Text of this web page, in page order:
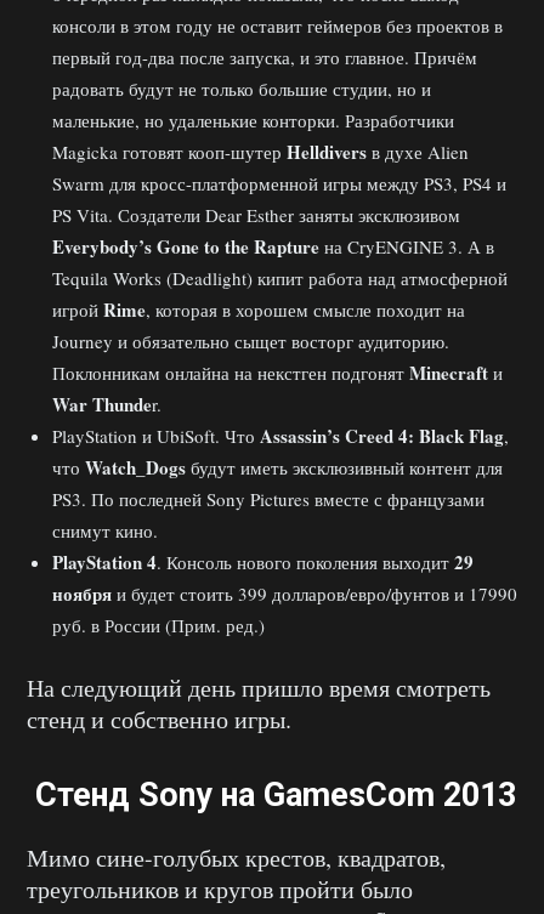
консоли в этом году не оставит геймеров без проектов в
первый год-два после запуска, и это главное. Причём
радовать будут не только большие студии, но и
маленькие, но удаленькие конторки. Разработчики
Magicka готовят кооп-шутер Helldivers в духе Alien
Swarm для кросс-платформенной игры между PS3, PS4 и
PS Vita. Создатели Dear Esther заняты эксклюзивом
Everybody’s Gone to the Rapture на CryENGINE 3. А в
Tequila Works (Deadlight) кипит работа над атмосферной
игрой Rime, которая в хорошем смысле походит на
Journey и обязательно сыщет восторг аудиторию.
Поклонникам онлайна на некстген подгонят Minecraft и
War Thunder.
PlayStation и UbiSoft. Что Assassin’s Creed 4: Black Flag,
что Watch_Dogs будут иметь эксклюзивный контент для
PS3. По последней Sony Pictures вместе с французами
снимут кино.
PlayStation 4. Консоль нового поколения выходит 29
ноября и будет стоить 399 долларов/евро/фунтов и 17990
руб. в России (Прим. ред.)
На следующий день пришло время смотреть
стенд и собственно игры.
Стенд Sony на GamesCom 2013
Мимо сине-голубых крестов, квадратов,
треугольников и кругов пройти было